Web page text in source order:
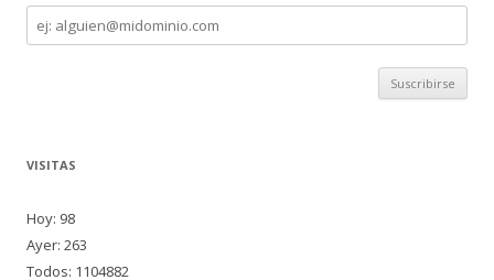
Dirección
de
correo
VISITAS
Hoy: 98
Ayer: 263
Todos: 1104882